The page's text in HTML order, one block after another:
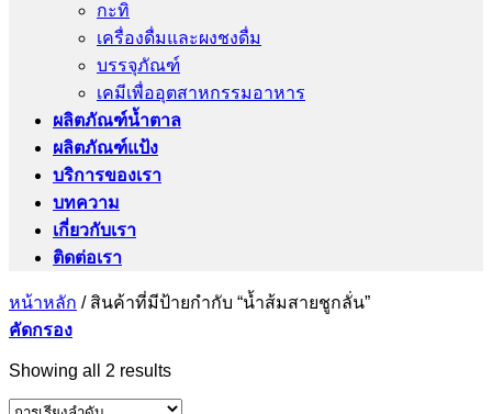
กะทิ
เครื่องดื่มและผงชงดื่ม
บรรจุภัณฑ์
เคมีเพื่ออุตสาหกรรมอาหาร
ผลิตภัณฑ์น้ำตาล
ผลิตภัณฑ์แป้ง
บริการของเรา
บทความ
เกี่ยวกับเรา
ติดต่อเรา
หน้าหลัก /สินค้าที่มีป้ายกำกับ “น้ำส้มสายชูกลั่น”
คัดกรอง
Showing all 2 results